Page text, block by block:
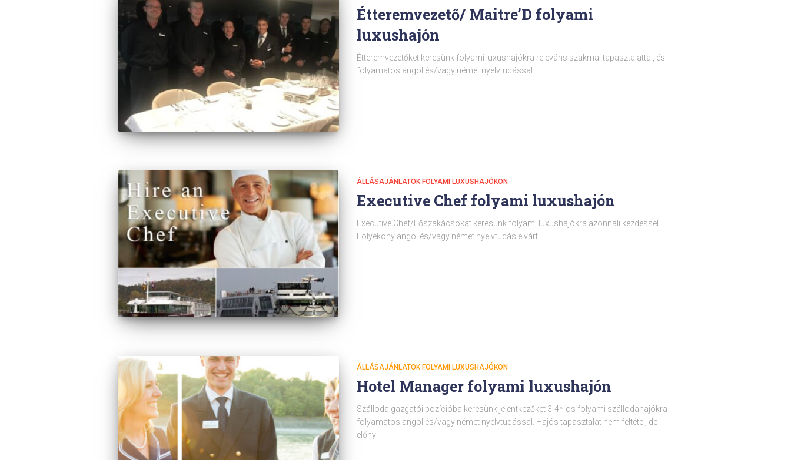
Étteremvezető/ Maitre’D folyami
luxushajón
Étteremvezetőket keresünk folyami luxushajókra releváns szakmai tapasztalattal, és
folyamatos angol és/vagy német nyelvtudással.
ÁLLÁSAJÁNLATOK FOLYAMI LUXUSHAJÓKON
Executive Chef folyami luxushajón
Executive Chef/Főszakácsokat keresünk folyami luxushajókra azonnali kezdéssel.
Folyékony angol és/vagy német nyelvtudás elvárt!
ÁLLÁSAJÁNLATOK FOLYAMI LUXUSHAJÓKON
Hotel Manager folyami luxushajón
Szállodaigazgatói pozícióba keresünk jelentkezőket 3-4*-os folyami szállodahajókra
folyamatos angol és/vagy német nyelvtudással. Hajós tapasztalat nem feltétel, de
előny